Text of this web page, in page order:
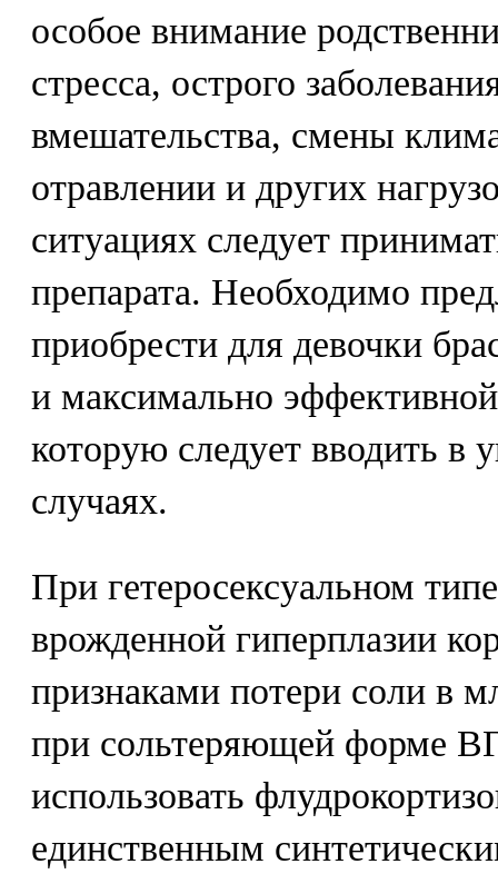
особое внимание
стресса, острого
вмешательства, смены
отравлении и других
ситуациях следует
препарата. Необходимо
приобрести для девочки
и максимально
которую следует вводить в
случаях.
При гетеросексуальном
врожденной гиперплазии
признаками потери соли в
при сольтеряющей форме
использовать
единственным